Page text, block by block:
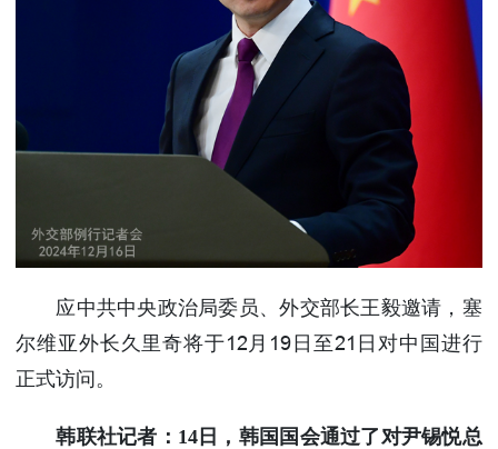
使馆信
息
联系方
式
使馆掠
影
应中共中央政治局委员、外交部长王毅邀请，塞
尔维亚外长久里奇将于12月19日至21日对中国进行
正式访问。
韩联社记者：14日，韩国国会通过了对尹锡悦总